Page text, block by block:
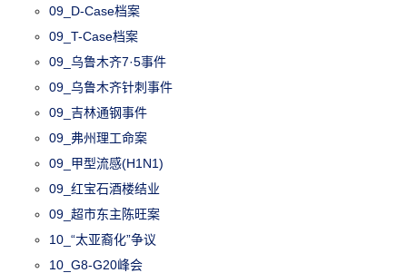
09_D-Case档案
09_T-Case档案
09_乌鲁木齐7·5事件
09_乌鲁木齐针刺事件
09_吉林通钢事件
09_弗州理工命案
09_甲型流感(H1N1)
09_红宝石酒楼结业
09_超市东主陈旺案
10_“太亚裔化”争议
10_G8-G20峰会